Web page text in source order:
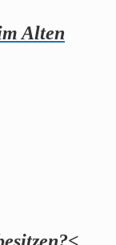
Alten